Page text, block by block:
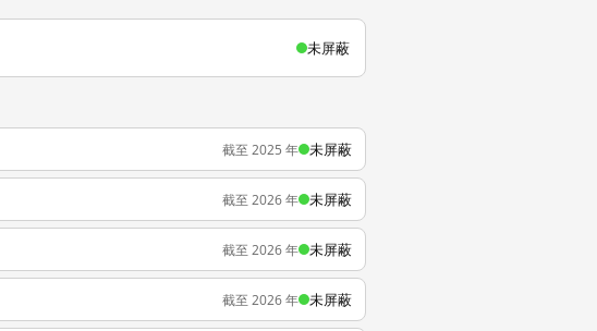
未屏蔽
截至 2025 年 未屏蔽
截至 2026 年 未屏蔽
截至 2026 年 未屏蔽
截至 2026 年 未屏蔽